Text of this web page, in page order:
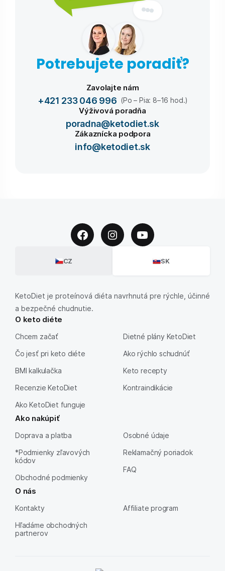
Potrebujete poradiť?
Zavolajte nám
+421 233 046 996 (Po – Pia: 8–16 hod.)
Výživová poradňa
poradna@ketodiet.sk
Zákaznícka podpora
info@ketodiet.sk
CZ SK
KetoDiet je proteínová diéta navrhnutá pre rýchle, účinné
a bezpečné chudnutie.
O keto diéte
Chcem začať
Čo jesť pri keto diéte
BMI kalkulačka
Recenzie KetoDiet
Ako KetoDiet funguje
Dietné plány KetoDiet
Ako rýchlo schudnúť
Keto recepty
Kontraindikácie
Ako nakúpiť
Doprava a platba
*Podmienky zľavových
kódov
Obchodné podmienky
Osobné údaje
Reklamačný poriadok
FAQ
O nás
Kontakty
Hľadáme obchodných
partnerov
Affiliate program